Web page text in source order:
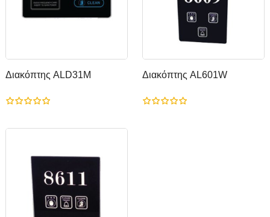
Διακόπτης ALD31M Διακόπτης AL601W